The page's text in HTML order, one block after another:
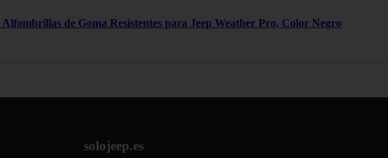
de Goma Resistentes para Jeep Weather Pro, Color Negro
solojeep.es